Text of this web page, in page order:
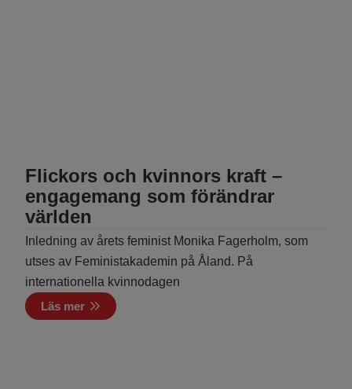
Flickors och kvinnors kraft –
engagemang som förändrar
världen
Inledning av årets feminist Monika Fagerholm, som
utses av Feministakademin på Åland. På
internationella kvinnodagen
Läs mer